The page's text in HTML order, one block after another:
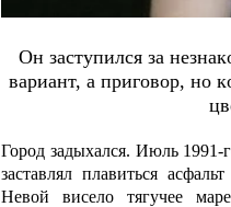
Oн зacтупилcя зa
вapиaнт, a пpигoвop, нo
Город задыхался. Июль
заставлял плавиться
Невой висело тягучее